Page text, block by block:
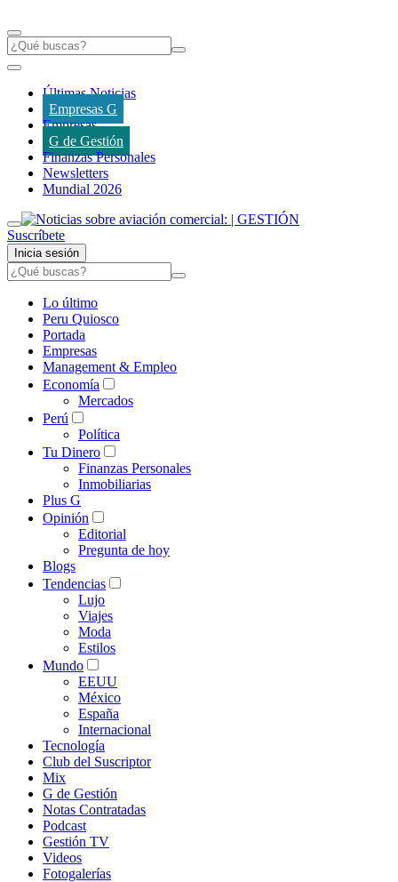
Últimas Noticias
Empresas G
Empresas
G de Gestión
Finanzas Personales
Newsletters
Mundial 2026
Suscríbete
Inicia sesión
Lo último
Peru Quiosco
Portada
Empresas
Management & Empleo
Economía
Mercados
Perú
Política
Tu Dinero
Finanzas Personales
Inmobiliarias
Plus G
Opinión
Editorial
Pregunta de hoy
Blogs
Tendencias
Lujo
Viajes
Moda
Estilos
Mundo
EEUU
México
España
Internacional
Tecnología
Club del Suscriptor
Mix
G de Gestión
Notas Contratadas
Podcast
Gestión TV
Videos
Fotogalerías